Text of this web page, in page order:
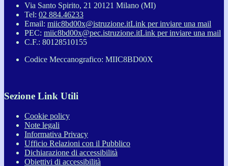
Via Santo Spirito, 21 20121 Milano (MI)
Tel: 02 884.46233
Email: miic8bd00x@istruzione.itLink per inviare una mail
PEC: miic8bd00x@pec.istruzione.itLink per inviare una mail
C.F.: 80128510155
Codice Meccanografico: MIIC8BD00X
Sezione Link Utili
Cookie policy
Note legali
Informativa Privacy
Ufficio Relazioni con il Pubblico
Dichiarazione di accessibilità
Obiettivi di accessibilità